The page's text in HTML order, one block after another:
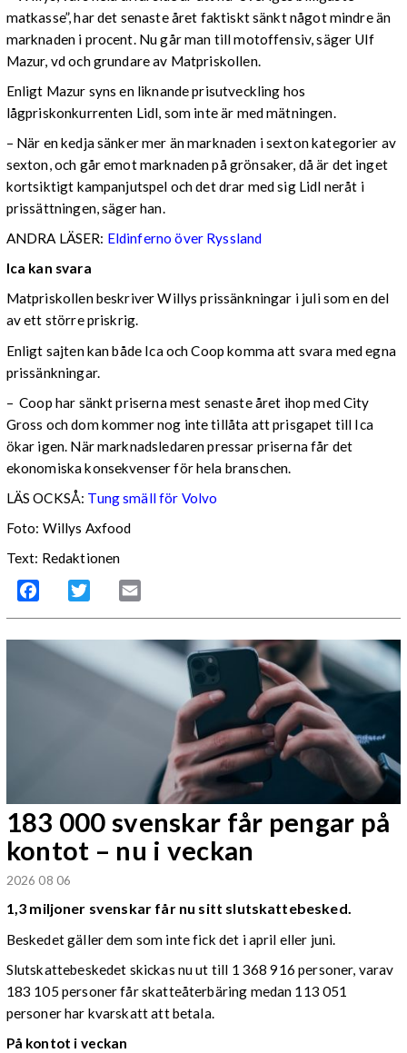
matkasse”, har det senaste året faktiskt sänkt något mindre än
marknaden i procent. Nu går man till motoffensiv, säger Ulf
Mazur, vd och grundare av Matpriskollen.
Enligt Mazur syns en liknande prisutveckling hos
lågpriskonkurrenten Lidl, som inte är med mätningen.
– När en kedja sänker mer än marknaden i sexton kategorier av
sexton, och går emot marknaden på grönsaker, då är det inget
kortsiktigt kampanjutspel och det drar med sig Lidl neråt i
prissättningen, säger han.
ANDRA LÄSER: Eldinferno över Ryssland
Ica kan svara
Matpriskollen beskriver Willys prissänkningar i juli som en del
av ett större priskrig.
Enligt sajten kan både Ica och Coop komma att svara med egna
prissänkningar.
– Coop har sänkt priserna mest senaste året ihop med City
Gross och dom kommer nog inte tillåta att prisgapet till Ica
ökar igen. När marknadsledaren pressar priserna får det
ekonomiska konsekvenser för hela branschen.
LÄS OCKSÅ: Tung smäll för Volvo
Foto: Willys Axfood
Text: Redaktionen
Facebook Twitter
183 000 svenskar får pengar på
kontot – nu i veckan
2026 08 06
1,3 miljoner svenskar får nu sitt slutskattebesked.
Beskedet gäller dem som inte fick det i april eller juni.
Slutskattebeskedet skickas nu ut till 1 368 916 personer, varav
183 105 personer får skatteåterbäring medan 113 051
personer har kvarskatt att betala.
På kontot i veckan